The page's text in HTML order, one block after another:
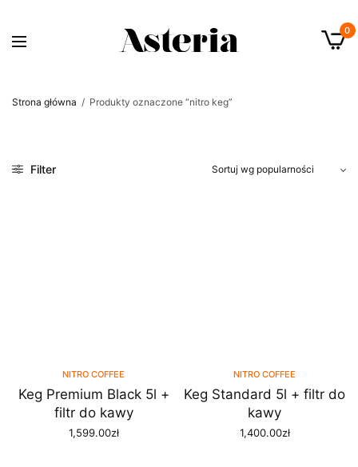
0
Strona główna / Produkty oznaczone “nitro keg”
Filter
NITRO COFFEE
Keg Premium Black 5l +
filtr do kawy
1,599.00zł
NITRO COFFEE
Keg Standard 5l + filtr do
kawy
1,400.00zł